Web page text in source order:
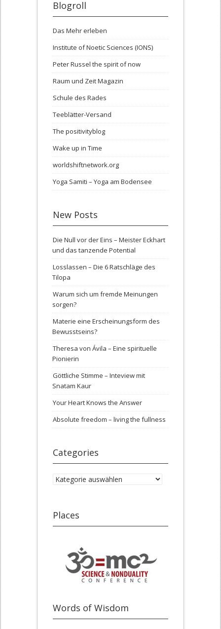
Blogroll
Das Mehr erleben
Institute of Noetic Sciences (IONS)
Peter Russel the spirit of now
Raum und Zeit Magazin
Schule des Rades
Teeblätter-Versand
The positivityblog
Wake up in Time
worldshiftnetwork.org
Yoga Samiti – Yoga am Bodensee
New Posts
Die Null vor der Eins – Meister Eckhart
und das tanzende Potential
Losslassen – Die 6 Ratschläge des
Tilopa
Warum sich um fremde Meinungen
sorgen?
Materie eine Erscheinungsform des
Bewusstseins?
Theresa von Ávila – Eine spirituelle
Pionierin
Göttliche Stimme – Inteview mit
Snatam Kaur
Your Heart Knows the Answer
Absolute freedom – living the fullness
Categories
Categories
Places
Words of Wisdom